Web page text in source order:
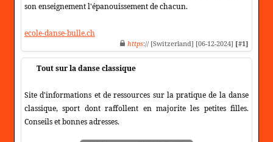
son enseignement l'épanouissement de chacun.
ecole-danse-bulle.ch
https:// [Switzerland] [06-12-2024] [#1]
Tout sur la danse classique
Site d'informations et de ressources sur la pratique de la danse
classique, sport dont raffollent en majorite les petites filles.
Conseils et bonnes adresses.